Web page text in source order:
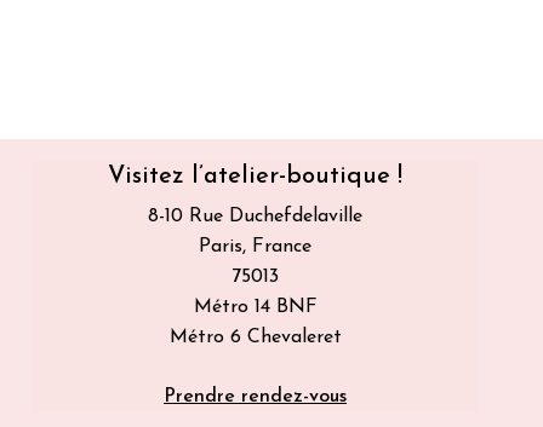
Visitez l’atelier-boutique !
8-10 Rue Duchefdelaville
Paris, France
75013
Métro 14 BNF
Métro 6 Chevaleret
Prendre rendez-vous